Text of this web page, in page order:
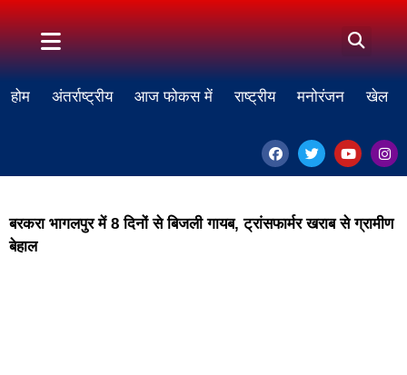
होम अंतर्राष्ट्रीय आज फोकस में राष्ट्रीय मनोरंजन खेल
बरकरा भागलपुर में 8 दिनों से बिजली गायब, ट्रांसफार्मर खराब से ग्रामीण
बेहाल